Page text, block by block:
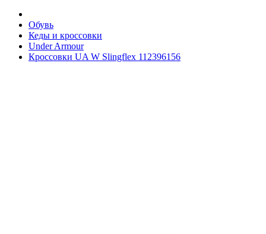
Обувь
Кеды и кроссовки
Under Armour
Кроссовки UA W Slingflex 112396156